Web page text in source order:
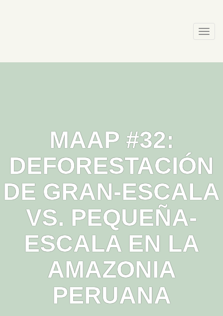
MAAP #32:
DEFORESTACIÓN
DE GRAN-ESCALA
VS. PEQUEÑA-
ESCALA EN LA
AMAZONIA
PERUANA